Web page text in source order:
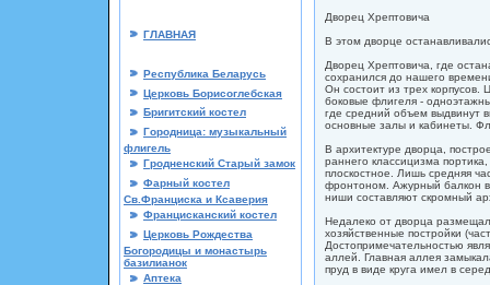
ГЛАВНАЯ
Республика Беларусь
Церковь Борисоглебская
Бригитский костел
Городница: музыкальный
флигель
Гродненский Старый замок
Фарный костел
Св.Франциска и Ксаверия
Францисканский костел
Церковь Рождества
Богородицы и монастырь
базилианок
Аптека
Дворец Хрептовича
В этом дворце
Дворец Хрептовича, где
сохранился до нашего
Он состоит из трех
боковые флигеля -
где средний объем выдвинут
основные залы и кабинеты.
В архитектуре дворца,
раннего классицизма
плоскостное. Лишь средняя
фронтоном. Ажурный балкон
ниши составляют скромный
Недалеко от дворца
хозяйственные постройки
Достопримечательностью
аллей. Главная аллея
пруд в виде круга имел в